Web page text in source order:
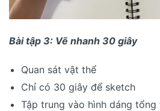
Bài tập 3: Vẽ nhanh 30 giây
Quan sát vật thể
Chỉ có 30 giây để sketch
Tập trung vào hình dáng